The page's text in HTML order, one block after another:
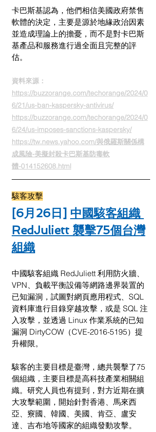
卡巴斯基認為，他們相信美國政府禁售
軟體的決定，主要是源於地緣政治因素
並造成理論上的擔憂，而不是對卡巴斯
基產品和服務進行過全面且完整的評
估。
資料來源：
https://buzzorange.com/techorange/2024/0
6/21/us-ban-kaspersky-antivirus/
https://buzzorange.com/techorange/2024/0
6/24/us-imposes-sanctions-kaspersky/
https://tw.news.yahoo.com/與俄羅斯關係構
成風險-美擬封殺卡巴斯基防毒軟
體-014152608.html
駭客攻擊
[6月26日] 中國駭客組織
RedJuliett 襲擊75個台灣
組織
中國駭客組織 RedJuliett 利用防火牆、
VPN、負載平衡設備等網路邊界裝置的
已知漏洞，試圖對網頁應用程式、SQL
資料庫進行目錄穿越攻擊，或是 SQL 注
入攻擊，並透過 Linux 作業系統的已知
漏洞 DirtyCOW（CVE-2016-5195）提
升權限。
駭客的主要目標是臺灣，總共襲擊了75
個組織，主要目標是高科技產業相關組
織。研究人員也有提到，對方近期在擴
大攻擊範圍，開始針對香港、馬來西
亞、竂國、韓國、美國、肯亞、盧安
達、吉布地等國家的組織發動攻擊。